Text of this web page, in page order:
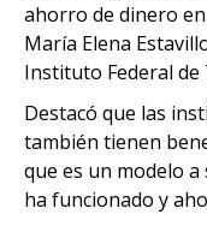
ahorro de dinero
María Elena
Instituto Federal de
Destacó que las
también tienen
que es un modelo
ha funcionado y